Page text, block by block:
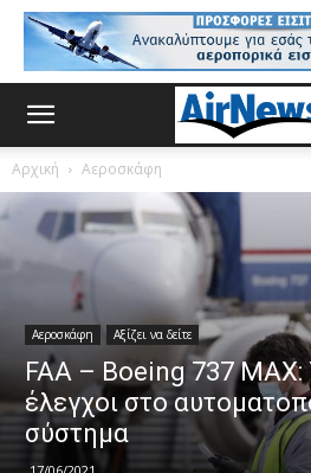
Αρχική Αεροσκάφη
Αεροσκάφη Αξίζει να δείτε
FAA – Boeing 737
έλεγχοι στο
σύστημα